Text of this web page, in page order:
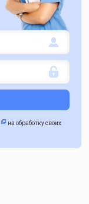
на обработку своих